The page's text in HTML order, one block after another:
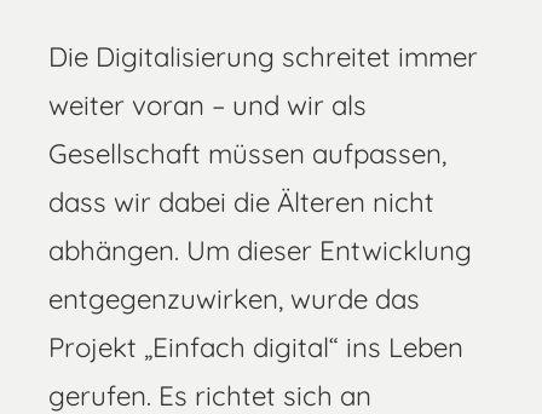
Die Digitalisierung schreitet immer
weiter voran – und wir als
Gesellschaft müssen aufpassen,
dass wir dabei die Älteren nicht
abhängen. Um dieser Entwicklung
entgegenzuwirken, wurde das
Projekt „Einfach digital“ ins Leben
gerufen. Es richtet sich an